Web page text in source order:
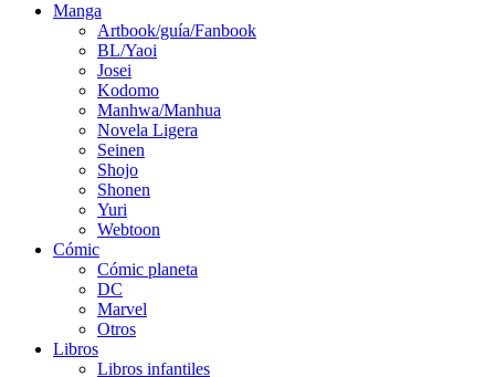
Manga
Artbook/guía/Fanbook
BL/Yaoi
Josei
Kodomo
Manhwa/Manhua
Novela Ligera
Seinen
Shojo
Shonen
Yuri
Webtoon
Cómic
Cómic planeta
DC
Marvel
Otros
Libros
Libros infantiles